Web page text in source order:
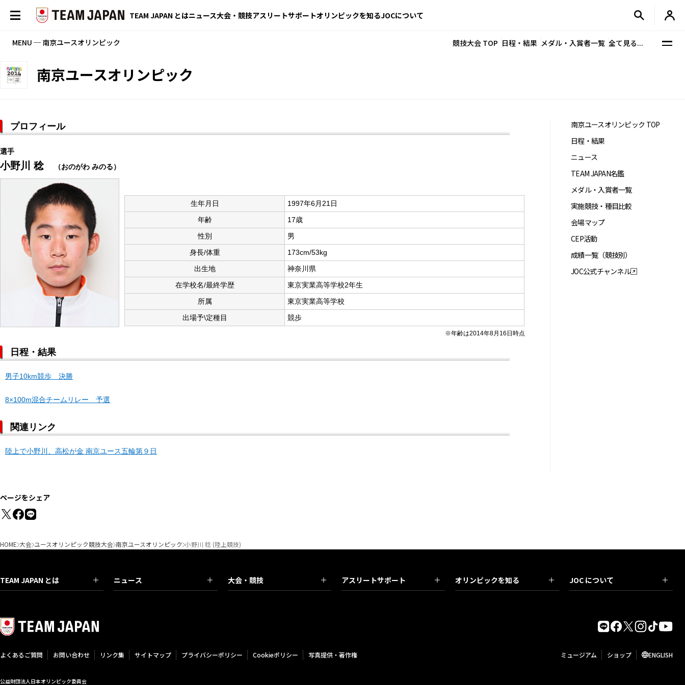
TEAM JAPAN とはニュース大会・競技アスリートサポートオリンピックを知るJOCについて
MENU ─ 南京ユースオリンピック 競技大会 TOP 日程・結果 メダル・入賞者一覧 全て見る...
南京ユースオリンピック
プロフィール
選手
小野川 稔 （おのがわ みのる）
生年月日
1997年6月21日
年齢
17歳
性別
男
身長/体重
173cm/53kg
出生地
神奈川県
在学校名/最終学歴
東京実業高等学校2年生
所属
東京実業高等学校
出場予\定種目
競歩
※年齢は2014年8月16日時点
日程・結果
男子10km競歩 決勝
8×100m混合チームリレー 予選
関連リンク
陸上で小野川、高松が金 南京ユース五輪第９日
南京ユースオリンピック TOP
日程・結果
ニュース
TEAM JAPAN名鑑
メダル・入賞者一覧
実施競技・種目比較
会場マップ
CEP活動
成績一覧（競技別）
JOC公式チャンネル
ページをシェア
HOME 大会 ユースオリンピック競技大会 南京ユースオリンピック 小野川 稔 (陸上競技)
TEAM JAPAN とは ニュース 大会・競技 アスリートサポート オリンピックを知る JOC について
よくあるご質問 お問い合わせ リンク集 サイトマップ プライバシーポリシー Cookieポリシー 写真提供・著作権 ミュージアム ショップ ENGLISH
公益財団法人日本オリンピック委員会